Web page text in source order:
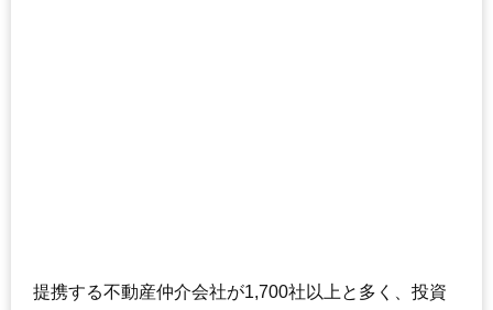
提携する不動産仲介会社が1,700社以上と多く、投資